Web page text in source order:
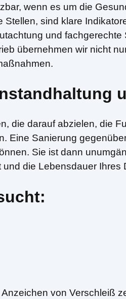
wenn es um die
sind klare
und
übernehmen wir nicht
die darauf abzielen, die
Eine Sanierung
Sie ist dann
die Lebensdauer Ihres
von Verschleiß